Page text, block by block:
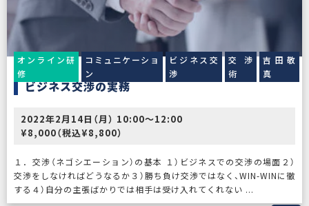
オンライン研
修
コミュニケーショ
ン
ビジネス交
渉
交渉
術
吉田敬
真
ビジネス交渉の実務
2022年2月14日（月） 10:00〜12:00
¥8,000（税込¥8,800）
１．交渉（ネゴシエーション）の基本 １）ビジネスでの交渉の場面２）
交渉をしなければどうなるか３）勝ち負け交渉ではなく、WIN-WINに徹
する４）自分の主張ばかりでは相手は受け入れてくれない ...